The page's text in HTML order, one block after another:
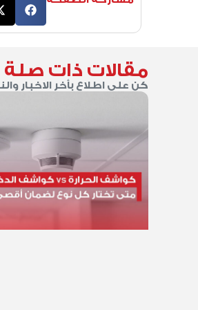
مقالات ذات صلة
كن على اطلاع بأخر الاخبار